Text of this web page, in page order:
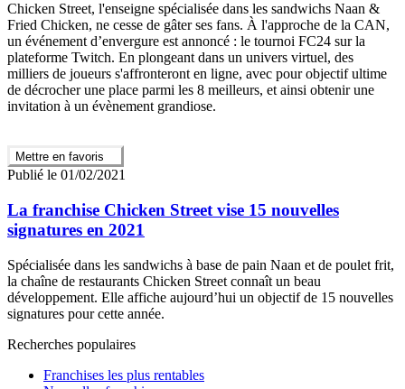
Chicken Street, l'enseigne spécialisée dans les sandwichs Naan &
Fried Chicken, ne cesse de gâter ses fans. À l'approche de la CAN,
un événement d’envergure est annoncé : le tournoi FC24 sur la
plateforme Twitch. En plongeant dans un univers virtuel, des
milliers de joueurs s'affronteront en ligne, avec pour objectif ultime
de décrocher une place parmi les 8 meilleurs, et ainsi obtenir une
invitation à un évènement grandiose.
Mettre en favoris
Publié le 01/02/2021
La franchise Chicken Street vise 15 nouvelles
signatures en 2021
Spécialisée dans les sandwichs à base de pain Naan et de poulet frit,
la chaîne de restaurants Chicken Street connaît un beau
développement. Elle affiche aujourd’hui un objectif de 15 nouvelles
signatures pour cette année.
Recherches populaires
Franchises les plus rentables